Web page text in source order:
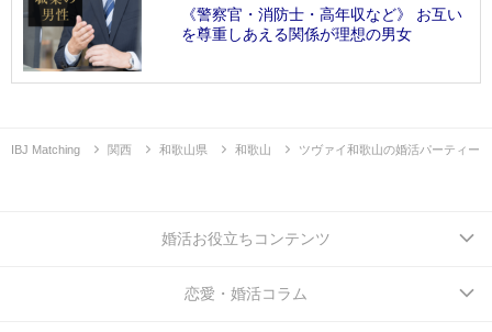
《警察官・消防士・高年収など》 お互い
を尊重しあえる関係が理想の男女
IBJ Matching 関西 和歌山県 和歌山 ツヴァイ和歌山の婚活パーティー
婚活お役立ちコンテンツ
恋愛・婚活コラム